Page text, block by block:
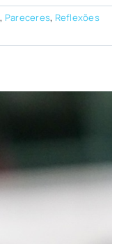
, Pareceres, Reflexões